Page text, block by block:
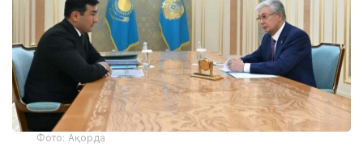
Фото: Ақорда